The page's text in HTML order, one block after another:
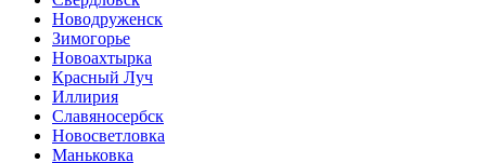
Новодруженск
Зимогорье
Новоахтырка
Красный Луч
Иллирия
Славяносербск
Новосветловка
Маньковка